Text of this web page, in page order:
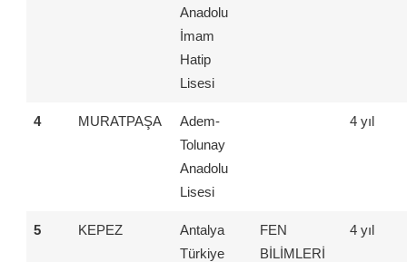
Anadolu
İmam
Hatip
Lisesi
4 MURATPAŞA
Adem-
Tolunay
Anadolu
Lisesi
4 yıl
5 KEPEZ
Antalya
Türkiye
FEN
BİLİMLERİ
4 yıl